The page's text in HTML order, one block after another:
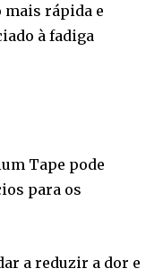
mais rápida e
à fadiga
Tape pode
para os
a reduzir a dor e